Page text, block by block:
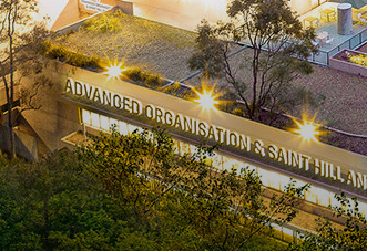
Amor y Odio: ¿Qué es Grandeza?